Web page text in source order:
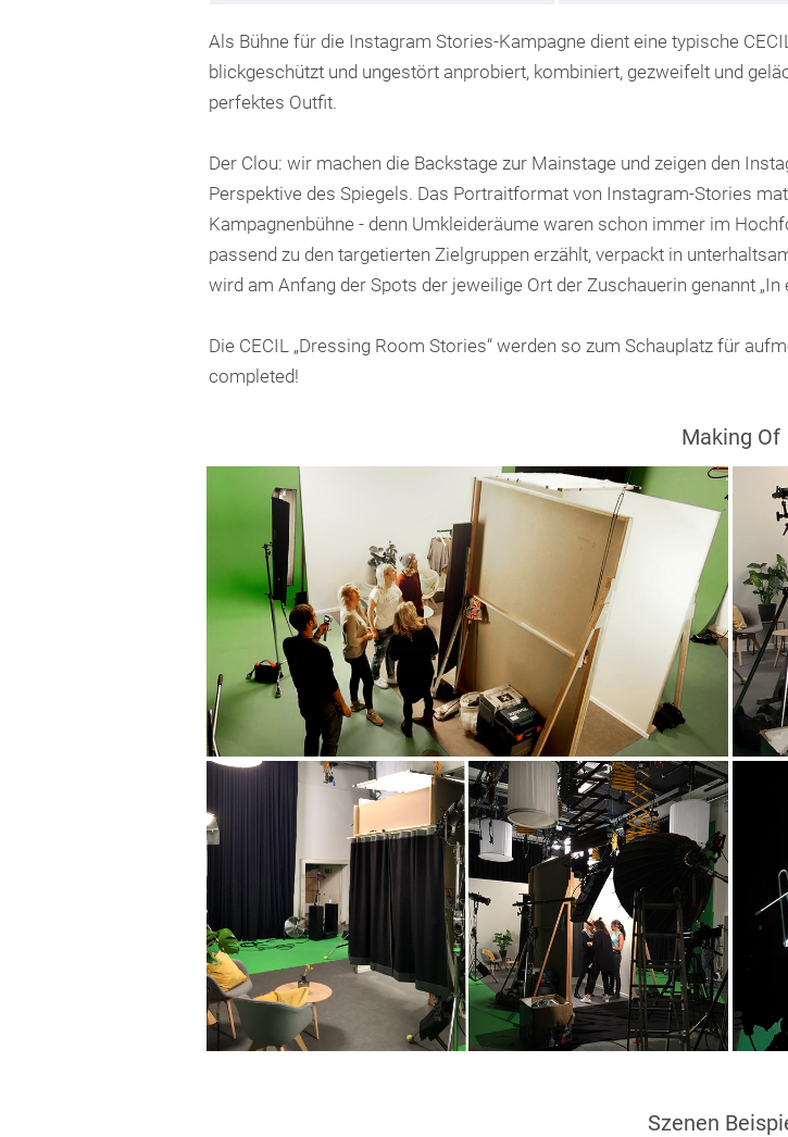
Als Bühne für die Instagram Stories-Kampagne dient eine typische
blickgeschützt und ungestört anprobiert, kombiniert, gezweifelt und
perfektes Outfit.
Der Clou: wir machen die Backstage zur Mainstage und zeigen den
Perspektive des Spiegels. Das Portraitformat von Instagram-Stories
Kampagnenbühne - denn Umkleideräume waren schon immer im
passend zu den targetierten Zielgruppen erzählt, verpackt in
wird am Anfang der Spots der jeweilige Ort der Zuschauerin genannt „In
Die CECIL „Dressing Room Stories“ werden so zum Schauplatz für
completed!
Making Of
Szenen